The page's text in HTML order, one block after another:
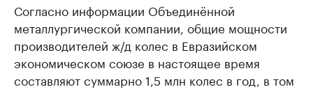
Согласно информации Объединённой
металлургической компании, общие мощности
производителей ж/д колес в Евразийском
экономическом союзе в настоящее время
составляют суммарно 1,5 млн колес в год, в том